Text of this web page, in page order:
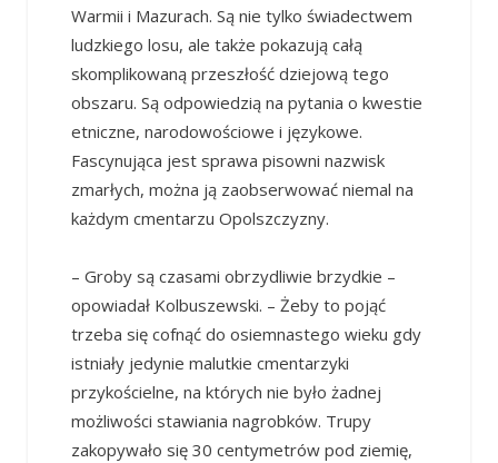
Warmii i Mazurach. Są nie tylko świadectwem
ludzkiego losu, ale także pokazują całą
skomplikowaną przeszłość dziejową tego
obszaru. Są odpowiedzią na pytania o kwestie
etniczne, narodowościowe i językowe.
Fascynująca jest sprawa pisowni nazwisk
zmarłych, można ją zaobserwować niemal na
każdym cmentarzu Opolszczyzny.
– Groby są czasami obrzydliwie brzydkie –
opowiadał Kolbuszewski. – Żeby to pojąć
trzeba się cofnąć do osiemnastego wieku gdy
istniały jedynie malutkie cmentarzyki
przykościelne, na których nie było żadnej
możliwości stawiania nagrobków. Trupy
zakopywało się 30 centymetrów pod ziemię,